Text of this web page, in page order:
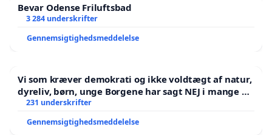
Bevar Odense Friluftsbad
3 284 underskrifter
Gennemsigtighedsmeddelelse
Vi som kræver demokrati og ikke voldtægt af natur,
dyreliv, børn, unge Borgene har sagt NEJ i mange år.
Der er
231 underskrifter
Gennemsigtighedsmeddelelse